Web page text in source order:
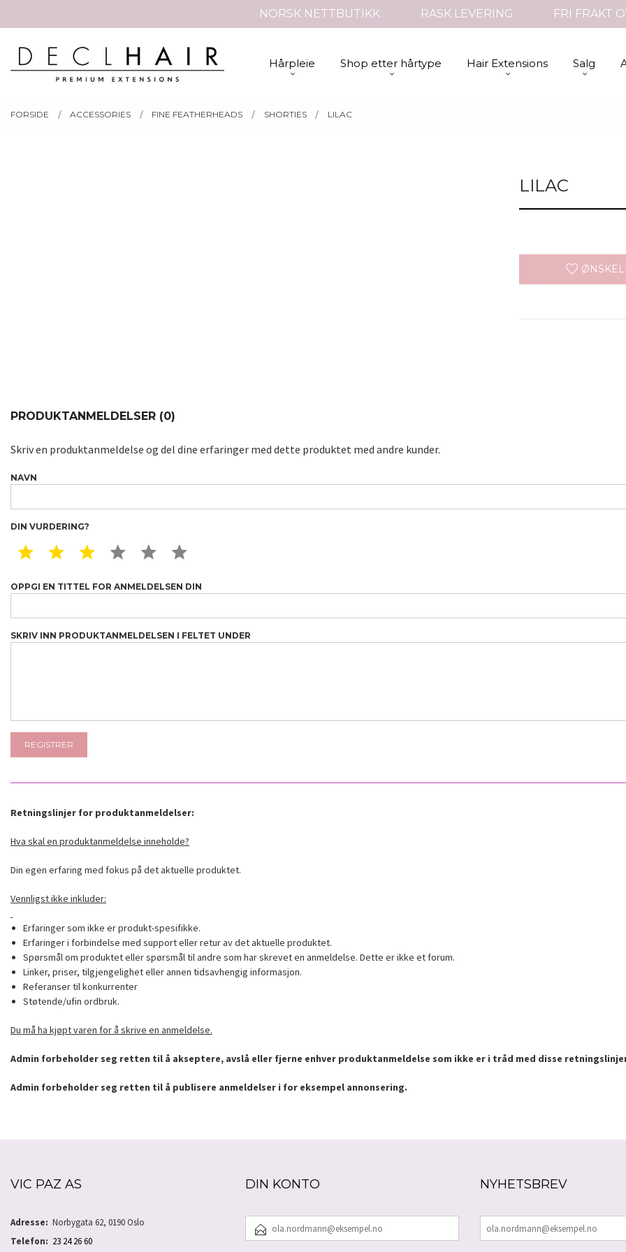
til
NORSK NETTBUTIKK RASK LEVERING FRI FRAKT
PRODUKTER
Hårpleie Shop etter hårtype Hair Extensions Salg
FORSIDE ACCESSORIES FINE FEATHERHEADS SHORTIES LILAC
LILAC
PRODUKTANMELDELSER (0)
Skriv en produktanmeldelse og del dine erfaringer med dette produktet med andre kunder.
NAVN
DIN VURDERING?
1 STAR2 STAR3 STAR4 STAR5 STAR
OPPGI EN TITTEL FOR ANMELDELSEN DIN
SKRIV INN PRODUKTANMELDELSEN I FELTET UNDER
Retningslinjer for produktanmeldelser:
Hva skal en produktanmeldelse inneholde?
Din egen erfaring med fokus på det aktuelle produktet.
Vennligst ikke inkluder:
Erfaringer som ikke er produkt-spesifikke.
Erfaringer i forbindelse med support eller retur av det aktuelle produktet.
Spørsmål om produktet eller spørsmål til andre som har skrevet en anmeldelse. Dette er ikke et forum.
Linker, priser, tilgjengelighet eller annen tidsavhengig informasjon.
Referanser til konkurrenter
Støtende/ufin ordbruk.
Du må ha kjøpt varen for å skrive en anmeldelse.
Admin forbeholder seg retten til å akseptere, avslå eller fjerne enhver produktanmeldelse som ikke er i tråd med disse
Admin forbeholder seg retten til å publisere anmeldelser i for eksempel annonsering.
VIC PAZ AS
Adresse: Norbygata 62, 0190 Oslo
Telefon: 23 24 26 60
DIN KONTO
POSTADRESSE
NYHETSBREV